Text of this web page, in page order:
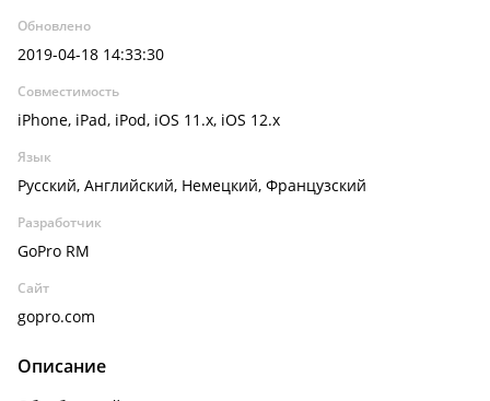
Обновлено
2019-04-18 14:33:30
Совместимость
iPhone, iPad, iPod, iOS 11.x, iOS 12.x
Язык
Русский, Английский, Немецкий, Французский
Разработчик
GoPro RM
Сайт
gopro.com
Описание